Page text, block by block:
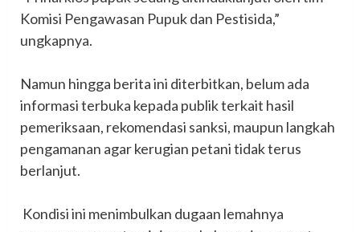
Komisi Pengawasan Pupuk dan Pestisida,”
ungkapnya.
‎Namun hingga berita ini diterbitkan, belum ada
informasi terbuka kepada publik terkait hasil
pemeriksaan, rekomendasi sanksi, maupun langkah
pengamanan agar kerugian petani tidak terus
berlanjut.
‎ Kondisi ini menimbulkan dugaan lemahnya